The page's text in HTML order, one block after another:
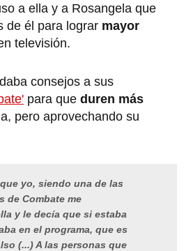
a ella y a Rosangela que
de él para lograr mayor
televisión.
consejos a sus
para que duren más
pero aprovechando su
yo, siendo una de las
de Combate me
y le decía que si estaba
en el programa, que es
(...) A las personas que